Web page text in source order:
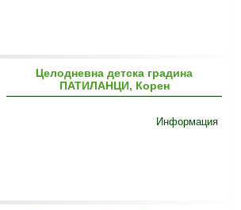
Целодневна детска градина
ПАТИЛАНЦИ, Корен
Информация